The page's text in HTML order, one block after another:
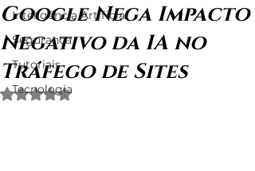
Inteligência Artificial
Segurança
Tutoriais
Tecnologia
Google Nega Impacto
Negativo da IA no
Tráfego de Sites
Avaliado com NaN de 5 estrelas.